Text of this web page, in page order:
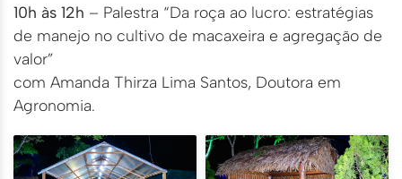
10h às 12h – Palestra “Da roça ao lucro: estratégias
de manejo no cultivo de macaxeira e agregação de
valor”
com Amanda Thirza Lima Santos, Doutora em
Agronomia.